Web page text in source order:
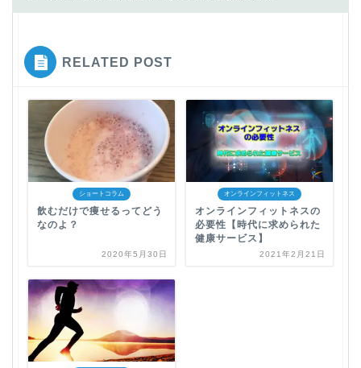
RELATED POST
ショートコラム
飲むだけで痩せるってどう
なのよ？
2020年5月30日
オンラインフィットネス
オンラインフィットネスの
必要性【時代に求められた
健康サービス】
2021年2月21日